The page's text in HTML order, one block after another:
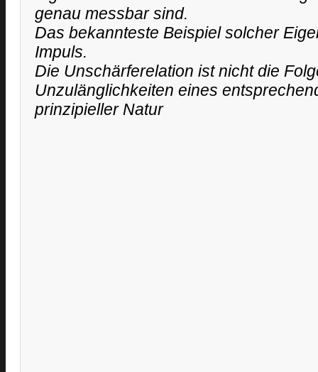
genau messbar sind.
Das bekannteste Beispiel solcher
Impuls.
Die Unschärferelation ist nicht die
Unzulänglichkeiten eines
prinzipieller Natur